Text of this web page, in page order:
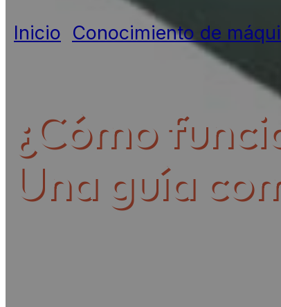
Inicio Conocimiento de
¿Cómo
Una guía